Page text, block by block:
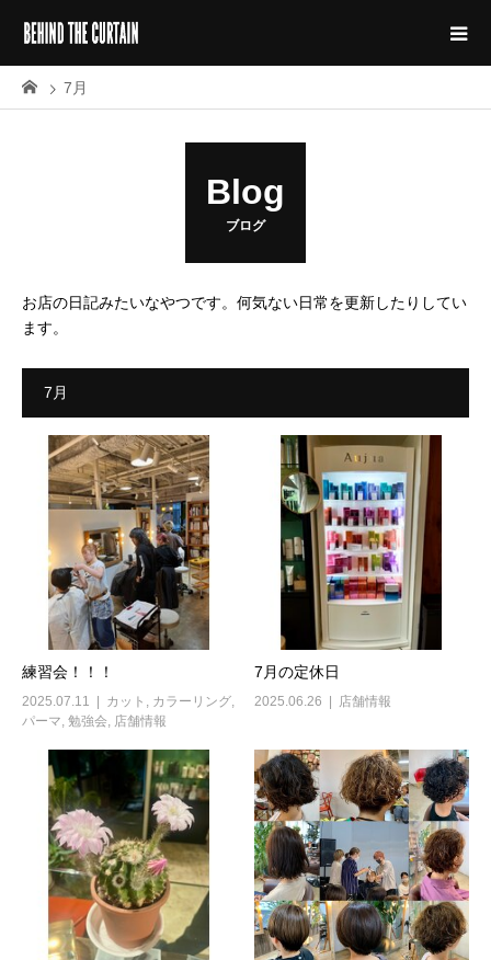
7月
Blog
ブログ
お店の日記みたいなやつです。何気ない日常を更新したりしてい
ます。
7月
練習会！！！
2025.07.11 カット , カラーリング,
パーマ, 勉強会, 店舗情報
7月の定休日
2025.06.26 店舗情報